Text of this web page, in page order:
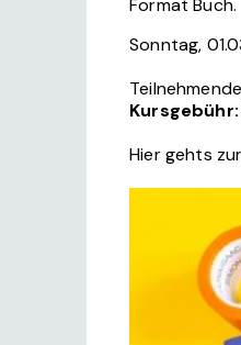
Format Buch.
Sonntag,
Kursgebühr:
Hier gehts zur